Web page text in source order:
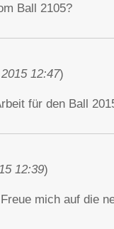
Ball 2105?
12:47)
für den Ball
12:39)
mich auf die